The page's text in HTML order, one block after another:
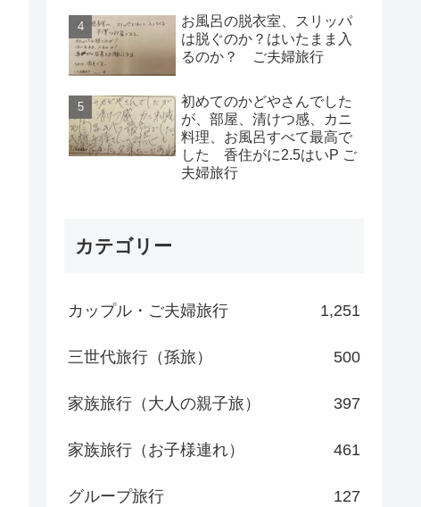
お風呂の脱衣室、スリッパ
は脱ぐのか？はいたまま入
るのか？ ご夫婦旅行
初めてのかどやさんでした
が、部屋、清けつ感、カニ
料理、お風呂すべて最高で
した 香住がに2.5はいP ご
夫婦旅行
カテゴリー
カップル・ご夫婦旅行 1,251
三世代旅行（孫旅） 500
家族旅行（大人の親子旅） 397
家族旅行（お子様連れ） 461
グループ旅行 127